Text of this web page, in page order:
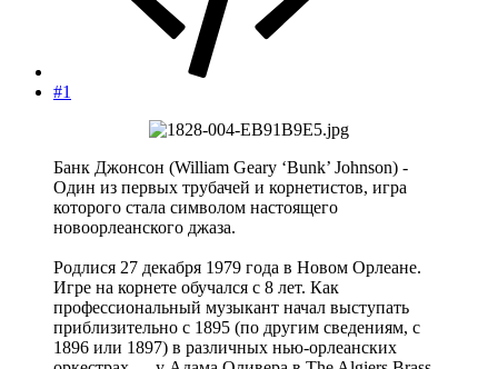
#1
Банк Джонсон (William Geary ‘Bunk’ Johnson) -
Один из первых трубачей и корнетистов, игра
которого стала символом настоящего
новоорлеанского джаза.
Родлися 27 декабря 1979 года в Новом Орлеане.
Игре на корнете обучался с 8 лет. Как
профессиональный музыкант начал выступать
приблизительно с 1895 (по другим сведениям, с
1896 или 1897) в различных нью-орлеанских